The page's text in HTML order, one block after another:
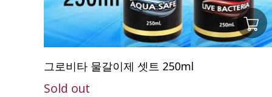
그로비타 물갈이제 셋트 250ml
Sold out